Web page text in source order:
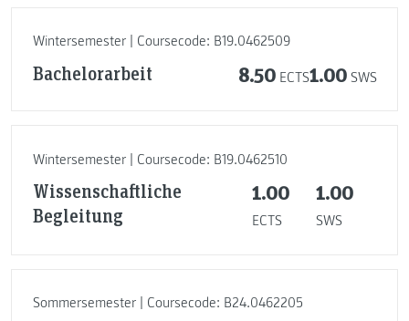
Wintersemester | Coursecode: B19.0462509
Bachelorarbeit 8.50 ECTS1.00 SWS
Wintersemester | Coursecode: B19.0462510
Wissenschaftliche
Begleitung
1.00
ECTS
1.00
SWS
Sommersemester | Coursecode: B24.0462205